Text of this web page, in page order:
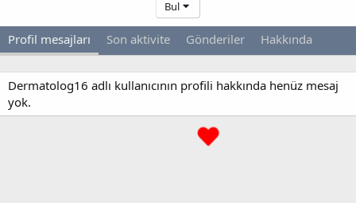
Bul
Profil mesajları Son aktivite Gönderiler Hakkında
Dermatolog16 adlı kullanıcının profili hakkında henüz mesaj
yok.